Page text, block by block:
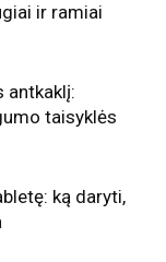
ir ramiai
antkaklį:
taisyklės
ką daryti,